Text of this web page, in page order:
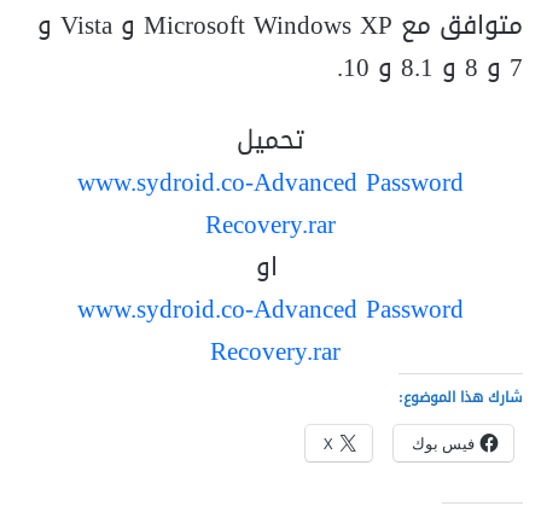
متوافق مع Microsoft Windows XP و Vista و
7 و 8 و 8.1 و 10.
تحميل
www.sydroid.co-Advanced Password
Recovery.rar
او
www.sydroid.co-Advanced Password
Recovery.rar
شارك هذا الموضوع:
فيس بوك X